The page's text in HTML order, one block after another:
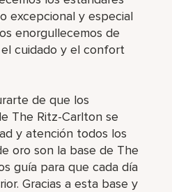
excepcional y especial
enorgullecemos de
cuidado y el confort
de que los
The Ritz-Carlton se
y atención todos los
oro son la base de The
guía para que cada día
Gracias a esta base y